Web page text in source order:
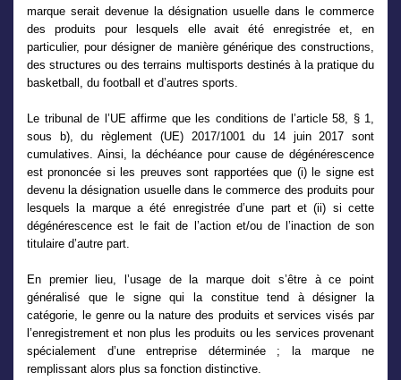
marque serait devenue la désignation usuelle dans le commerce
des produits pour lesquels elle avait été enregistrée et, en
particulier, pour désigner de manière générique des constructions,
des structures ou des terrains multisports destinés à la pratique du
basketball, du football et d’autres sports.
Le tribunal de l’UE affirme que les conditions de l’article 58, § 1,
sous b), du règlement (UE) 2017/1001 du 14 juin 2017 sont
cumulatives. Ainsi, la déchéance pour cause de dégénérescence
est prononcée si les preuves sont rapportées que (i) le signe est
devenu la désignation usuelle dans le commerce des produits pour
lesquels la marque a été enregistrée d’une part et (ii) si cette
dégénérescence est le fait de l’action et/ou de l’inaction de son
titulaire d’autre part.
En premier lieu, l’usage de la marque doit s’être à ce point
généralisé que le signe qui la constitue tend à désigner la
catégorie, le genre ou la nature des produits et services visés par
l’enregistrement et non plus les produits ou les services provenant
spécialement d’une entreprise déterminée ; la marque ne
remplissant alors plus sa fonction distinctive.